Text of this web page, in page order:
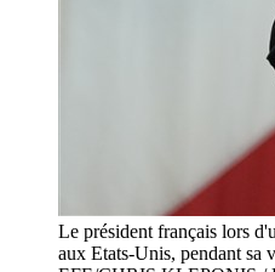
Le président français lors
aux Etats-Unis, pendant sa